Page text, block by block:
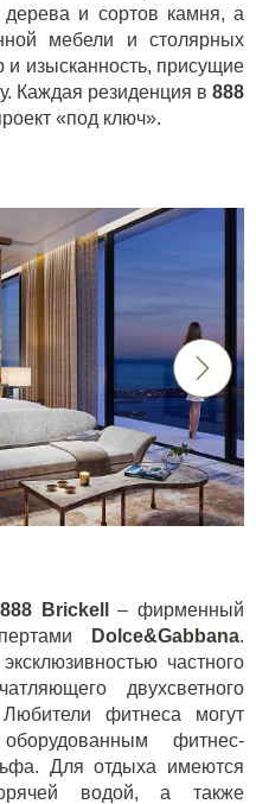
и сортов камня, а
мебели и столярных
изысканность, присущие
Каждая резиденция в 888
«под ключ».
888 Brickell
– фирменный
Dolce&Gabbana.
частного
двухсветного
фитнеса могут
фитнес-
Для отдыха имеются
водой, а также